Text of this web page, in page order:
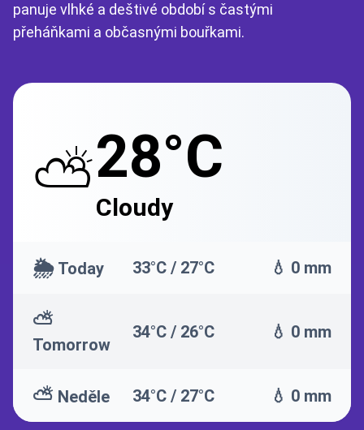
panuje vlhké a deštivé období s častými
přeháňkami a občasnými bouřkami.
⛅28°C
Cloudy
🌦️ Today 33°C / 27°C 💧 0 mm
⛅
Tomorrow
34°C / 26°C 💧 0 mm
⛅ Neděle 34°C / 27°C 💧 0 mm